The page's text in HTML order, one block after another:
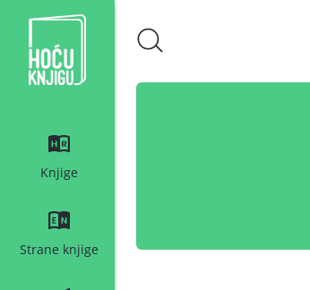
Hoću knjigu bijeli logo
Knjige
Strane knjige